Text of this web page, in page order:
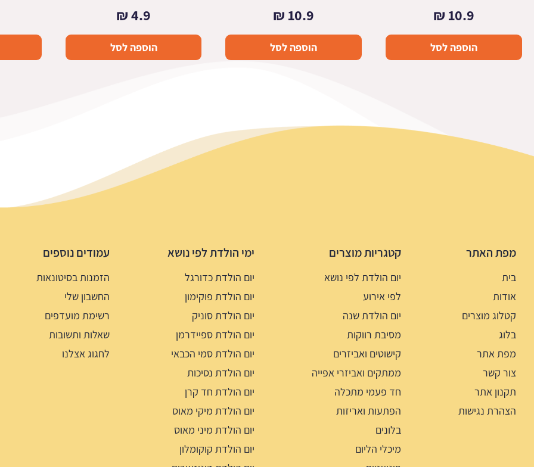
10.9
₪
הוספה לסל
10.9
₪
הוספה לסל
4.9
₪
הוספה לסל
מפת האתר
בית
אודות
קטלוג מוצרים
בלוג
מפת אתר
צור קשר
תקנון אתר
הצהרת נגישות
קטגריות מוצרים
יום הולדת לפי נושא
לפי אירוע
יום הולדת שנה
מסיבת רווקות
קישוטים ואביזרים
ממתקים ואביזרי אפייה
חד פעמי מתכלה
הפתעות ואריזות
בלונים
מיכלי הליום
ימי הולדת לפי נושא
יום הולדת כדורגל
יום הולדת פוקימון
יום הולדת סוניק
יום הולדת ספיידרמן
יום הולדת סמי הכבאי
יום הולדת נסיכות
יום הולדת חד קרן
יום הולדת מיקי מאוס
יום הולדת מיני מאוס
יום הולדת קוקומלון
עמודים נוספים
הזמנות בסיטונאות
החשבון שלי
רשימת מועדפים
שאלות ותשובות
לחגוג אצלנו